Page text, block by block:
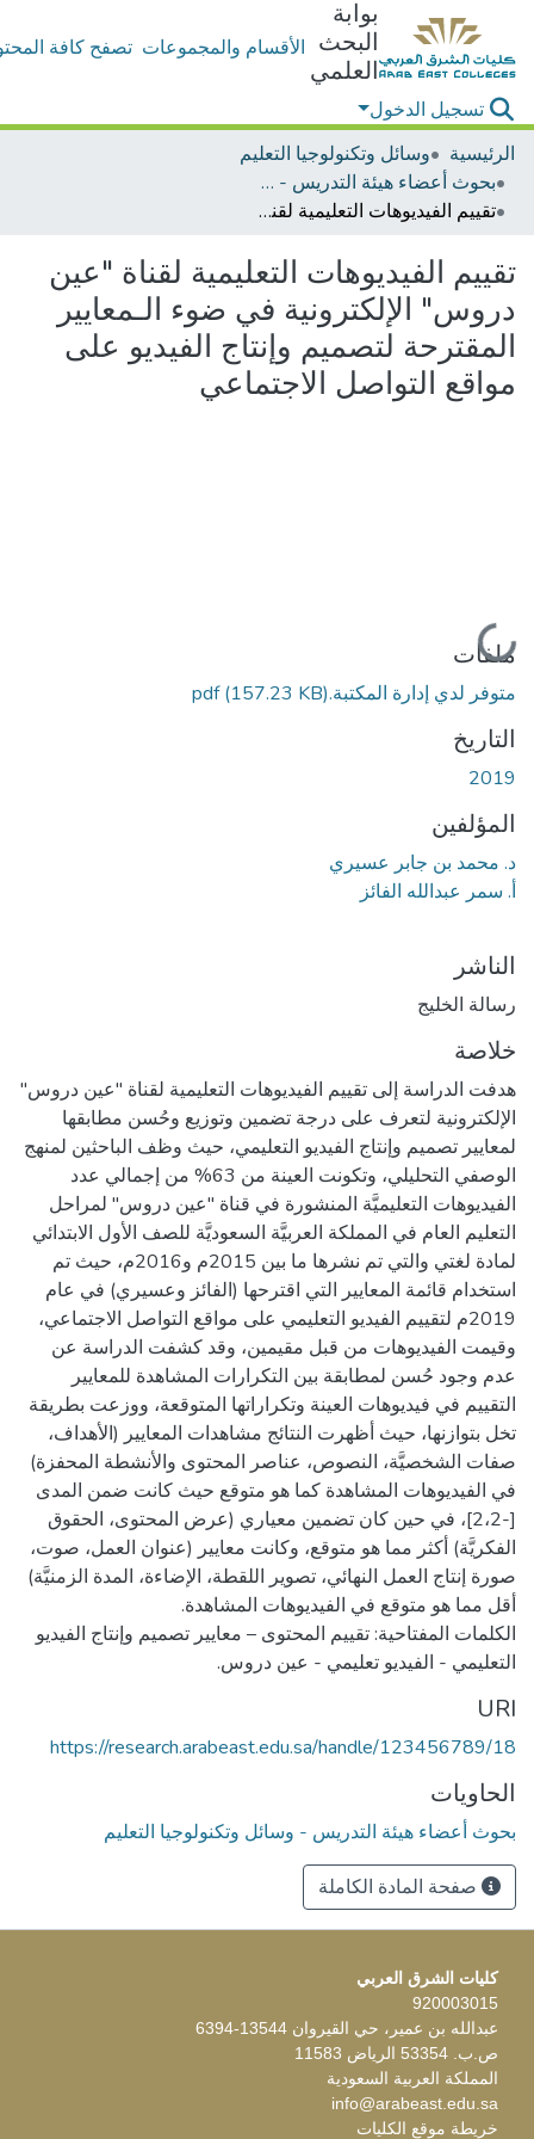
بوابة
البحث
العلمي
الأقسام والمجموعات تصفح كافة
تسجيل الدخول
الرئيسية
وسائل وتكنولوجيا التعليم
بحوث أعضاء هيئة التدريس - وسائل وتكنولوجيا التعليم
تقييم الفيديوهات التعليمية لقناة "عين دروس" الإلكترونية في ضوء الـمعايير المقترحة لتصميم وإنتاج الفيديو على مواقع التواصل الاجتماعي
تقييم الفيديوهات التعليمية لقناة "عين
دروس" الإلكترونية في ضوء الـمعايير
المقترحة لتصميم وإنتاج الفيديو على
مواقع التواصل الاجتماعي
جاري التحميل...
ملفات
متوفر لدي إدارة المكتبة.pdf(157.23 KB)
التاريخ
2019
المؤلفين
د. محمد بن جابر عسيري
أ. سمر عبدالله الفائز
الناشر
رسالة الخليج
خلاصة
هدفت الدراسة إلى تقييم الفيديوهات التعليمية لقناة "عين دروس"
الإلكترونية لتعرف على درجة تضمين وتوزيع وحُسن مطابقها
لمعايير تصميم وإنتاج الفيديو التعليمي، حيث وظف الباحثين لمنهج
الوصفي التحليلي، وتكونت العينة من 63% من إجمالي عدد
الفيديوهات التعليميَّة المنشورة في قناة "عين دروس" لمراحل
التعليم العام في المملكة العربيَّة السعوديَّة للصف الأول الابتدائي
لمادة لغتي والتي تم نشرها ما بين 2015م و2016م، حيث تم
استخدام قائمة المعايير التي اقترحها (الفائز وعسيري) في عام
2019م لتقييم الفيديو التعليمي على مواقع التواصل الاجتماعي،
وقيمت الفيديوهات من قبل مقيمين، وقد كشفت الدراسة عن
عدم وجود حُسن لمطابقة بين التكرارات المشاهدة للمعايير
التقييم في فيديوهات العينة وتكراراتها المتوقعة، ووزعت بطريقة
تخل بتوازنها، حيث أظهرت النتائج مشاهدات المعايير (الأهداف،
صفات الشخصيَّة، النصوص، عناصر المحتوى والأنشطة المحفزة)
في الفيديوهات المشاهدة كما هو متوقع حيث كانت ضمن المدى
[-2،2]، في حين كان تضمين معياري (عرض المحتوى، الحقوق
الفكريَّة) أكثر مما هو متوقع، وكانت معايير (عنوان العمل، صوت،
صورة إنتاج العمل النهائي، تصوير اللقطة، الإضاءة، المدة الزمنيَّة)
الكلمات المفتاحية: تقييم المحتوى – معايير تصميم وإنتاج الفيديو
التعليمي - الفيديو تعليمي - عين دروس.
URI
https://research.arabeast.edu.sa/handle/123456789/18
الحاويات
بحوث أعضاء هيئة التدريس - وسائل وتكنولوجيا التعليم
صفحة المادة الكاملة
كليات الشرق العربي
920003015
عبدالله بن عمير، حي القيروان 13544-6394
ص.ب. 53354 الرياض 11583
المملكة العربية السعودية
info@arabeast.edu.sa
خريطة موقع الكليات